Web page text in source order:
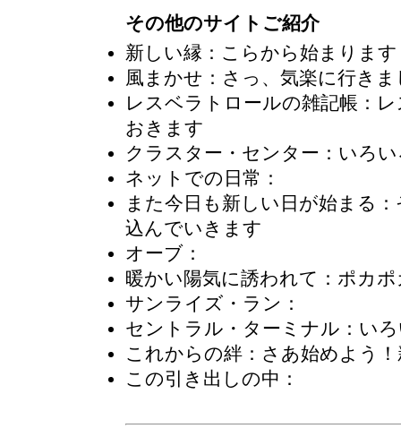
その他のサイトご紹介
新しい縁 ：こらから始まります
風まかせ ：さっ、気楽に行き
レスベラトロールの雑記帳 ：
おきます
クラスター・センター ：いろ
ネットでの日常 ：
また今日も新しい日が始まる
込んでいきます
オーブ ：
暖かい陽気に誘われて ：ポカ
サンライズ・ラン ：
セントラル・ターミナル ：い
これからの絆 ：さあ始めよう
この引き出しの中 ：